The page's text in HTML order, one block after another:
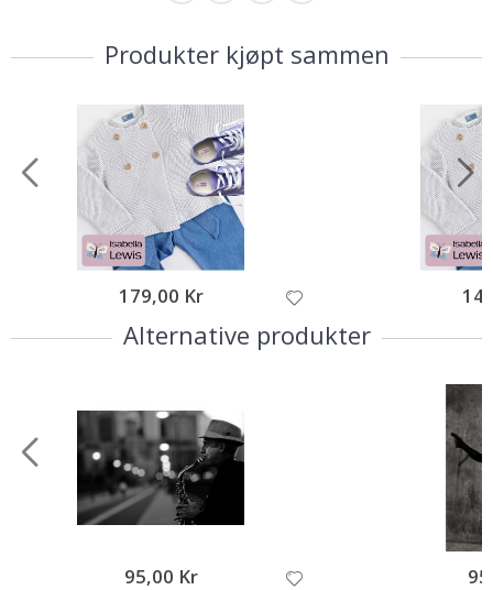
Produkter kjøpt sammen
179,00 Kr
Alternative produkter
95,00 Kr